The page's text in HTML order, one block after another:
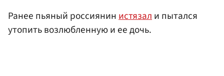
Ранее пьяный россиянинистязали пытался
утопить возлюбленную и ее дочь.